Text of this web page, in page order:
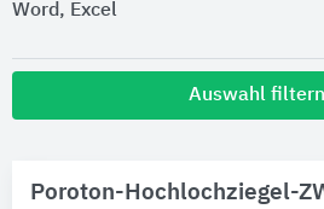
Word, Excel
Auswahl filtern
wienerberger
Poroton-Hochlochziegel-